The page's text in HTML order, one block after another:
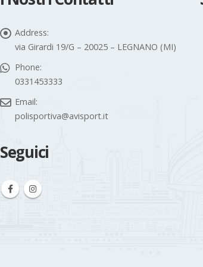
Address:
via Girardi 19/G – 20025 – LEGNANO (MI)
Phone:
0331453333
Email:
polisportiva@avisport.it
Seguici